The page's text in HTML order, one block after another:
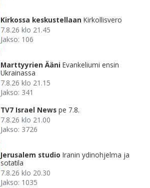
Kirkossa keskustellaan Kirkollisvero
7.8.26 klo 21.45
Jakso: 106
Marttyyrien Ääni Evankeliumi ensin
Ukrainassa
7.8.26 klo 21.15
Jakso: 341
TV7 Israel News pe 7.8.
7.8.26 klo 21.00
Jakso: 3726
Jerusalem studio Iranin ydinohjelma ja
sotatila
7.8.26 klo 20.30
Jakso: 1035